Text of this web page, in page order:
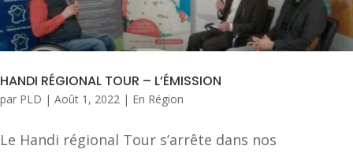
HANDI RÉGIONAL TOUR – L’ÉMISSION
par PLD | Août 1, 2022 | En Région
Le Handi régional Tour s’arrête dans nos